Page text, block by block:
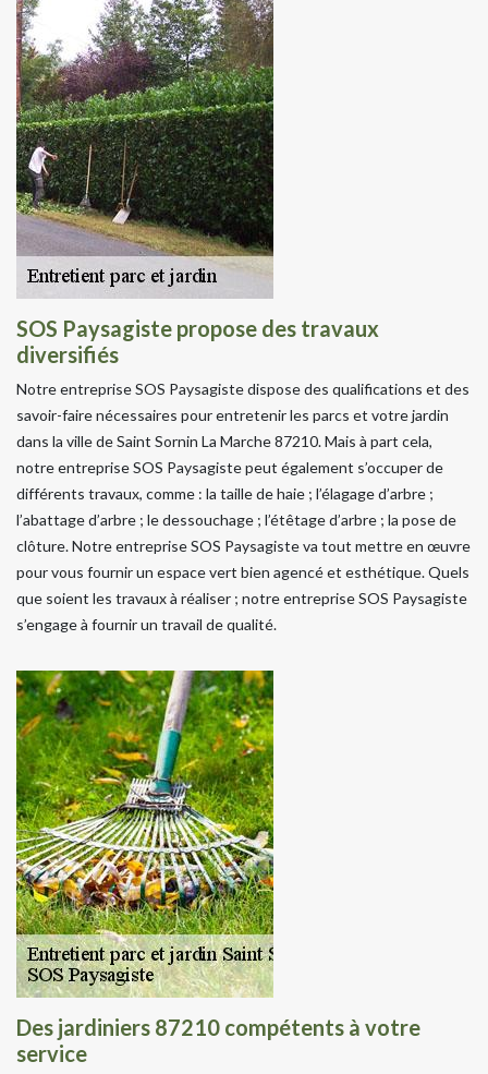
SOS Paysagiste propose des travaux
diversifiés
Notre entreprise SOS Paysagiste dispose des qualifications et des
savoir-faire nécessaires pour entretenir les parcs et votre jardin
dans la ville de Saint Sornin La Marche 87210. Mais à part cela,
notre entreprise SOS Paysagiste peut également s’occuper de
différents travaux, comme : la taille de haie ; l’élagage d’arbre ;
l’abattage d’arbre ; le dessouchage ; l’étêtage d’arbre ; la pose de
clôture. Notre entreprise SOS Paysagiste va tout mettre en œuvre
pour vous fournir un espace vert bien agencé et esthétique. Quels
que soient les travaux à réaliser ; notre entreprise SOS Paysagiste
s’engage à fournir un travail de qualité.
Des jardiniers 87210 compétents à votre
service